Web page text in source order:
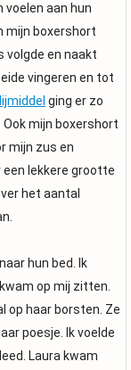
voelen aan hun
mijn boxershort
volgde en naakt
vingeren en tot
ging er zo
mijn boxershort
mijn zus en
lekkere grootte
het aantal
hun bed. Ik
op mij zitten.
op haar borsten. Ze
poesje. Ik voelde
Laura kwam